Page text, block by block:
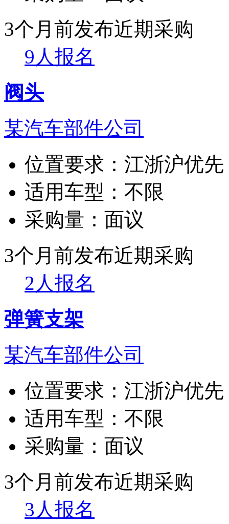
3个月前发布近期采购
9人报名
阀头
某汽车部件公司
位置要求： 江浙沪优先
适用车型： 不限
采购量： 面议
3个月前发布近期采购
2人报名
弹簧支架
某汽车部件公司
位置要求： 江浙沪优先
适用车型： 不限
采购量： 面议
3个月前发布近期采购
3人报名